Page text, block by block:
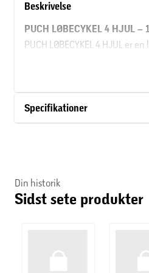
Beskrivelse
PUCH LØBECYKEL 4 HJUL –
PUCH LØBECYKEL 4 HJUL er
grundlæggende styring i
faste underlag. Modellen har
Specifikationer
Farve: Sort
Anvendelse: Første
Specifikationer
Din historik
Sidst sete produkter